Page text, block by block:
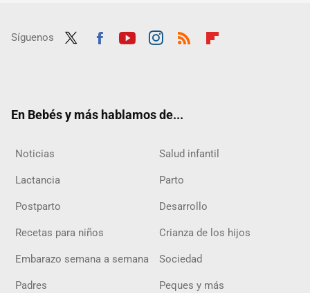
Síguenos
En Bebés y más hablamos de...
Noticias Salud infantil
Lactancia Parto
Postparto Desarrollo
Recetas para niños Crianza de los hijos
Embarazo semana a semana Sociedad
Padres Peques y más